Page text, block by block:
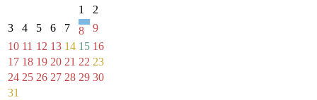
1
2
3
4 5 6 7 8
9
10 11 12 13 14 15 16
17 18 19 20 21 22 23
24 25 26 27 28 29 30
31